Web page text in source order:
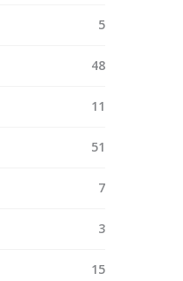
5
48
11
51
7
3
15